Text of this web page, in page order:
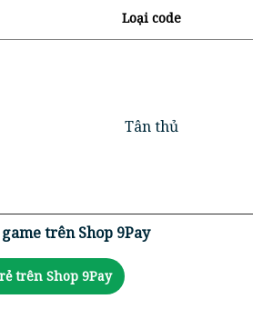
Loại code
Tân thủ
trên Shop 9Pay
trên Shop 9Pay